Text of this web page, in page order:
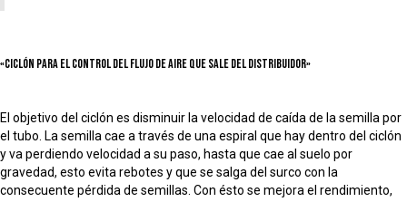
«Ciclón para el control del flujo de aire que sale del distribuidor»
El objetivo del ciclón es disminuir la velocidad de caída de la semilla por
el tubo. La semilla cae a través de una espiral que hay dentro del ciclón
y va perdiendo velocidad a su paso, hasta que cae al suelo por
gravedad, esto evita rebotes y que se salga del surco con la
consecuente pérdida de semillas. Con ésto se mejora el rendimiento,